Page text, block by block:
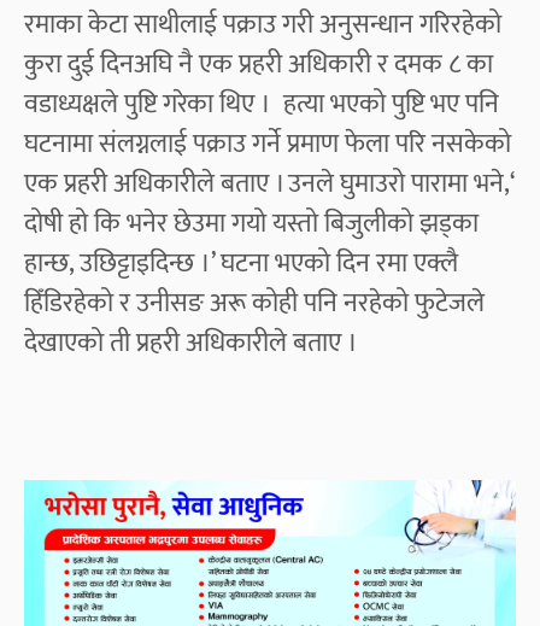
रमाका केटा साथीलाई पक्राउ गरी अनुसन्धान गरिरहेको
कुरा दुई दिनअघि नै एक प्रहरी अधिकारी र दमक ८ का
वडाध्यक्षले पुष्टि गरेका थिए । हत्या भएको पुष्टि भए पनि
घटनामा संलग्नलाई पक्राउ गर्ने प्रमाण फेला परि नसकेको
एक प्रहरी अधिकारीले बताए । उनले घुमाउरो पारामा भने,‘
दोषी हो कि भनेर छेउमा गयो यस्तो बिजुलीको झड्का
हान्छ, उछिट्टाइदिन्छ ।’ घटना भएको दिन रमा एक्लै
हिँडिरहेको र उनीसङ अरू कोही पनि नरहेको फुटेजले
देखाएको ती प्रहरी अधिकारीले बताए ।